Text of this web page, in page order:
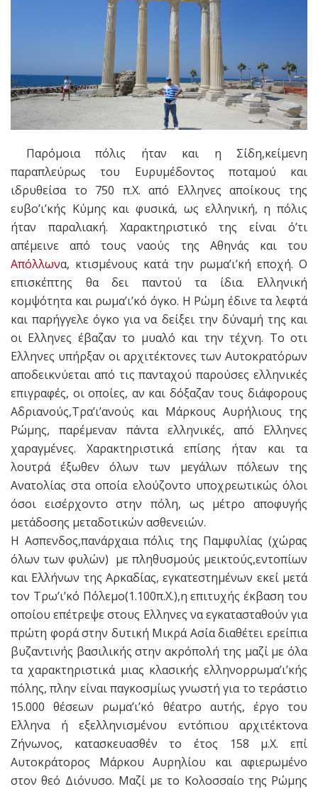
Παρόμοια πόλις ήταν και η Σίδη,κείμενη
παραπλεύρως του Ευρυμέδοντος ποταμού και
ιδρυθείσα το 750 π.Χ. από Ελληνες αποίκους της
ευβο’ι’κής Κύμης και φυσικά, ως ελληνική, η πόλις
ήταν παραλιακή. Χαρακτηριστικό της είναι ό’τι
απέμεινε από τους ναούς της Αθηνάς και του
Απόλλωνα, κτισμένους κατά την ρωμα’ι’κή εποχή. Ο
επισκέπτης θα δει παντού τα ίδια. Ελληνική
κομψότητα και ρωμα’ι’κό όγκο. Η Ρώμη έδινε τα λεφτά
και παρήγγελε όγκο για να δείξει την δύναμή της και
οι Ελληνες έβαζαν το μυαλό και την τέχνη. Το οτι
Ελληνες υπήρξαν οι αρχιτέκτονες των Αυτοκρατόρων
αποδεικνύεται από τις πανταχού παρούσες ελληνικές
επιγραφές, οι οποίες, αν και δόξαζαν τους διάφορους
Αδριανούς,Τρα’ι’ανούς και Μάρκους Αυρήλιους της
Ρώμης, παρέμεναν πάντα ελληνικές, από Ελληνες
χαραγμένες. Χαρακτηριστικά επίσης ήταν και τα
λουτρά έξωθεν όλων των μεγάλων πόλεων της
Ανατολίας στα οποία ελούζοντο υποχρεωτικώς όλοι
όσοι εισέρχοντο στην πόλη, ως μέτρο αποφυγής
μετάδοσης μεταδοτικών ασθενειών.
Η Ασπενδος,πανάρχαια πόλις της Παμφυλίας (χώρας
όλων των φυλών) με πληθυσμούς μεικτούς,εντοπίων
και Ελλήνων της Αρκαδίας, εγκατεστημένων εκεί μετά
τον Τρω’ι’κό Πόλεμο(1.100π.Χ.),η επιτυχής έκβαση του
οποίου επέτρεψε στους Ελληνες να εγκατασταθούν για
πρώτη φορά στην δυτική Μικρά Ασία διαθέτει ερείπια
βυζαντινής βασιλικής στην ακρόπολή της μαζί με όλα
τα χαρακτηριστικά μιας κλασικής ελληνορρωμα’ι’κής
πόλης, πλην είναι παγκοσμίως γνωστή για το τεράστιο
15.000 θέσεων ρωμα’ι’κό θέατρο αυτής, έργο του
Ελληνα ή εξελληνισμένου εντόπιου αρχιτέκτονα
Ζήνωνος, κατασκευασθέν το έτος 158 μ.Χ. επί
Αυτοκράτορος Μάρκου Αυρηλίου και αφιερωμένο
στον θεό Διόνυσο. Μαζί με το Κολοσσαίο της Ρώμης